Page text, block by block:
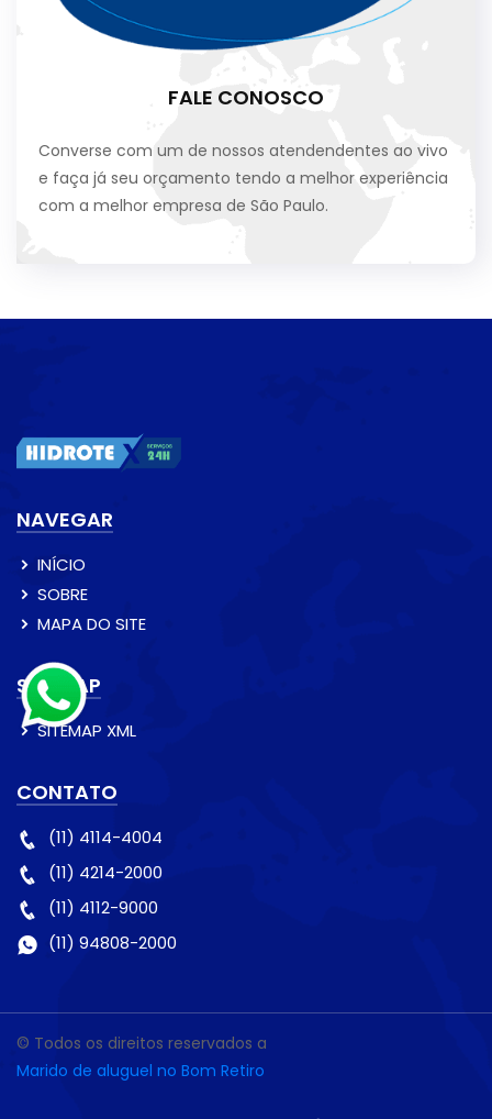
FALE CONOSCO
Converse com um de nossos atendendentes ao vivo
e faça já seu orçamento tendo a melhor experiência
com a melhor empresa de São Paulo.
NAVEGAR
INÍCIO
SOBRE
MAPA DO SITE
SITEMAP
SITEMAP XML
CONTATO
(11) 4114-4004
(11) 4214-2000
(11) 4112-9000
(11) 94808-2000
© Todos os direitos reservados a
Marido de aluguel no Bom Retiro